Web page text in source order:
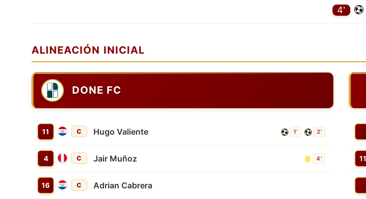
4'
ALINEACIÓN INICIAL
DONE FC
11 C Hugo Valiente 1' 2'
4 C Jair Muñoz 4'
16 C Adrian Cabrera
11